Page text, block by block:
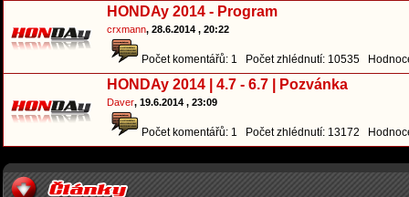
HONDAy 2014 - Program
crxmann, 28.6.2014 , 20:22
Počet komentářů: 1 Počet zhlédnutí: 10535
HONDAy 2014 | 4.7 - 6.7 | Pozvánka
Daver, 19.6.2014 , 23:09
Počet komentářů: 1 Počet zhlédnutí: 13172